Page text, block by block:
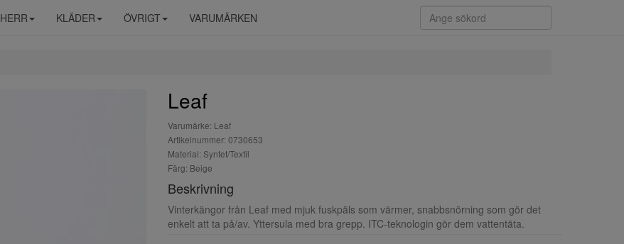
HERR KLÄDER ÖVRIGT VARUMÄRKEN
Leaf
Varumärke: Leaf
Artikelnummer: 0730653
Material: Syntet/Textil
Färg: Beige
Beskrivning
Vinterkängor från Leaf med mjuk fuskpäls som värmer, snabbsnörning som gör det
enkelt att ta på/av. Yttersula med bra grepp. ITC-teknologin gör dem vattentäta.